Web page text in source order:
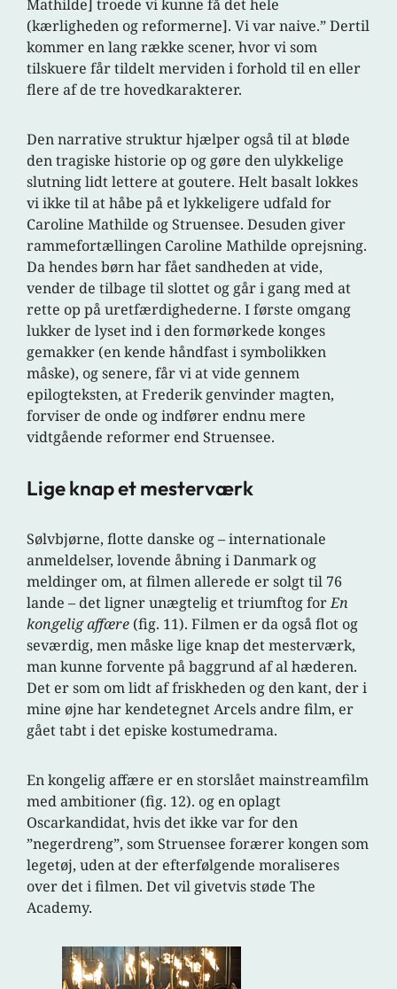
Mathilde] troede vi kunne få det hele
(kærligheden og reformerne]. Vi var naive.” Dertil
kommer en lang række scener, hvor vi som
tilskuere får tildelt merviden i forhold til en eller
flere af de tre hovedkarakterer.
Den narrative struktur hjælper også til at bløde
den tragiske historie op og gøre den ulykkelige
slutning lidt lettere at goutere. Helt basalt lokkes
vi ikke til at håbe på et lykkeligere udfald for
Caroline Mathilde og Struensee. Desuden giver
rammefortællingen Caroline Mathilde oprejsning.
Da hendes børn har fået sandheden at vide,
vender de tilbage til slottet og går i gang med at
rette op på uretfærdighederne. I første omgang
lukker de lyset ind i den formørkede konges
gemakker (en kende håndfast i symbolikken
måske), og senere, får vi at vide gennem
epilogteksten, at Frederik genvinder magten,
forviser de onde og indfører endnu mere
vidtgående reformer end Struensee.
Lige knap et mesterværk
Sølvbjørne, flotte danske og – internationale
anmeldelser, lovende åbning i Danmark og
meldinger om, at filmen allerede er solgt til 76
lande – det ligner unægtelig et triumftog forEn
kongelig affære (fig. 11). Filmen er da også flot og
seværdig, men måske lige knap det mesterværk,
man kunne forvente på baggrund af al hæderen.
Det er som om lidt af friskheden og den kant, der i
mine øjne har kendetegnet Arcels andre film, er
gået tabt i det episke kostumedrama.
En kongelig affære er en storslået mainstreamfilm
med ambitioner (fig. 12). og en oplagt
Oscarkandidat, hvis det ikke var for den
”negerdreng”, som Struensee forærer kongen som
legetøj, uden at der efterfølgende moraliseres
over det i filmen. Det vil givetvis støde The
Academy.